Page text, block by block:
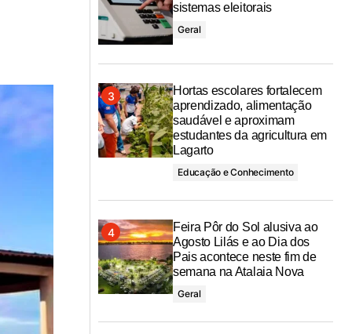
sistemas eleitorais
Geral
Hortas escolares fortalecem
aprendizado, alimentação
saudável e aproximam
estudantes da agricultura em
Lagarto
Educação e Conhecimento
Feira Pôr do Sol alusiva ao
Agosto Lilás e ao Dia dos
Pais acontece neste fim de
semana na Atalaia Nova
Geral